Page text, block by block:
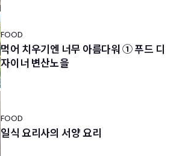
FOOD
먹어 치우기엔 너무 아름다워 ① 푸드 디
자이너 변산노을
FOOD
일식 요리사의 서양 요리